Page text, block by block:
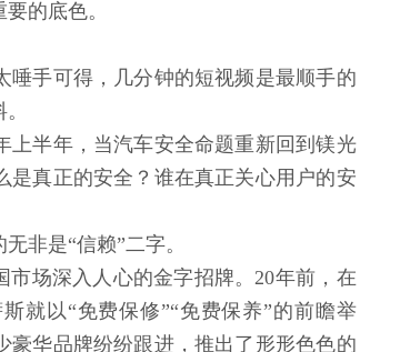
的底色。
手可得，几分钟的短视频是最顺手的
上半年，当汽车安全命题重新回到镁光
真正的安全？谁在真正关心用户的安
非是“信赖”二字。
市场深入人心的金字招牌。20年前，在
就以“免费保修”“免费保养”的前瞻举
华品牌纷纷跟进，推出了形形色色的